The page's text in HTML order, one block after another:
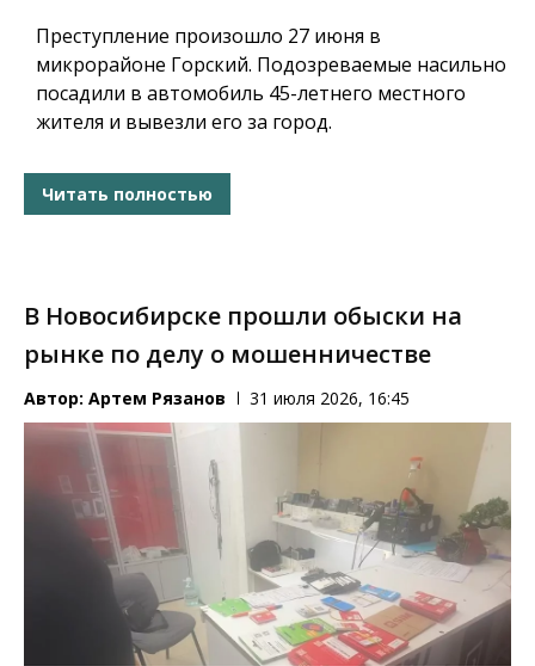
Преступление произошло 27 июня в
микрорайоне Горский. Подозреваемые насильно
посадили в автомобиль 45-летнего местного
жителя и вывезли его за город.
Читать полностью
В Новосибирске прошли обыски на
рынке по делу о мошенничестве
Автор: Артем Рязанов 31 июля 2026, 16:45